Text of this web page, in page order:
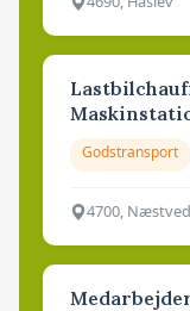
Godstransport
4700, Næstved